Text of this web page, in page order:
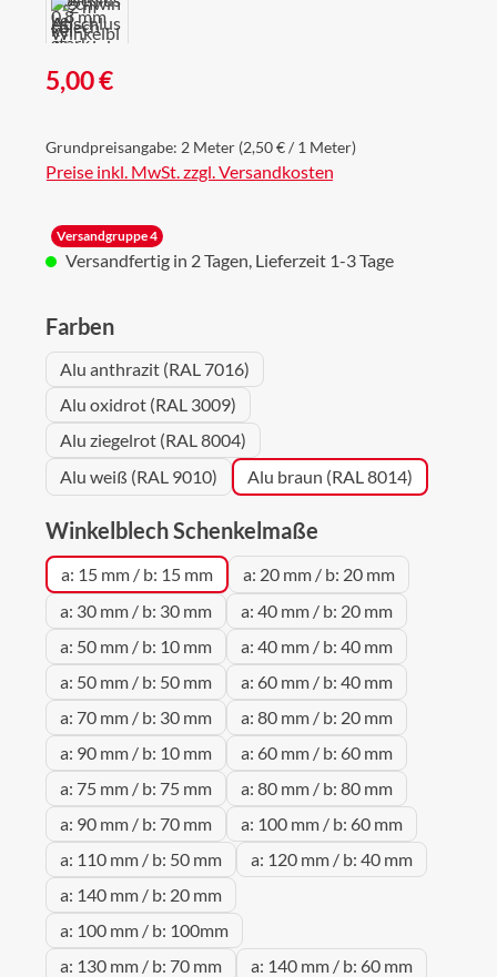
Regulärer Preis:
5,00 €
Grundpreisangabe: 2 Meter (2,50 € / 1 Meter)
Preise inkl. MwSt. zzgl. Versandkosten
Versandgruppe 4
Versandfertig in 2 Tagen, Lieferzeit 1-3 Tage
Farbenauswählen
Alu anthrazit (RAL 7016)
Alu oxidrot (RAL 3009)
Alu ziegelrot (RAL 8004)
Alu weiß (RAL 9010)
Alu braun (RAL 8014)
Winkelblech Schenkelmaße
a: 15 mm / b: 15 mm
a: 20 mm / b: 20 mm
a: 30 mm / b: 30 mm
a: 40 mm / b: 20 mm
a: 50 mm / b: 10 mm
a: 40 mm / b: 40 mm
a: 50 mm / b: 50 mm
a: 60 mm / b: 40 mm
a: 70 mm / b: 30 mm
a: 80 mm / b: 20 mm
a: 90 mm / b: 10 mm
a: 60 mm / b: 60 mm
a: 75 mm / b: 75 mm
a: 80 mm / b: 80 mm
a: 90 mm / b: 70 mm
a: 100 mm / b: 60 mm
a: 110 mm / b: 50 mm
a: 120 mm / b: 40 mm
a: 140 mm / b: 20 mm
a: 100 mm / b: 100mm
a: 130 mm / b: 70 mm
a: 140 mm / b: 60 mm